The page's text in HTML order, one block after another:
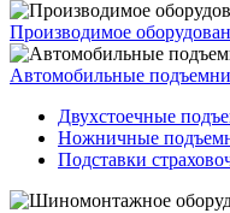
Производимое
Автомобильные
Двухстоечные
Ножничные
Подставки